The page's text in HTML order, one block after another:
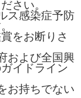
さい。
ス感染症予防
をお断りさ
および全国興
イドライン
お持ちでない